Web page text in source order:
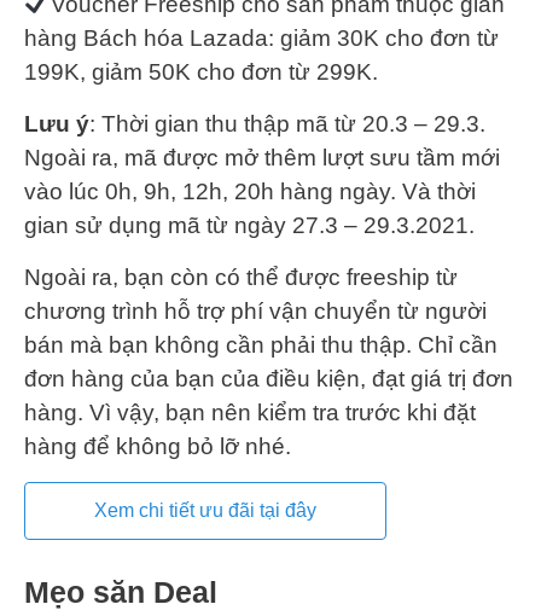
hàng Bách hóa Lazada: giảm 30K cho đơn từ
199K, giảm 50K cho đơn từ 299K.
Lưu ý: Thời gian thu thập mã từ 20.3 – 29.3.
Ngoài ra, mã được mở thêm lượt sưu tầm mới
vào lúc 0h, 9h, 12h, 20h hàng ngày. Và thời
gian sử dụng mã từ ngày 27.3 – 29.3.2021.
Ngoài ra, bạn còn có thể được freeship từ
chương trình hỗ trợ phí vận chuyển từ người
bán mà bạn không cần phải thu thập. Chỉ cần
đơn hàng của bạn của điều kiện, đạt giá trị đơn
hàng. Vì vậy, bạn nên kiểm tra trước khi đặt
hàng để không bỏ lỡ nhé.
Xem chi tiết ưu đãi tại đây
Mẹo săn Deal